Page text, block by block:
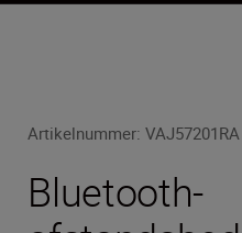
Artikelnummer:VAJ57201RA
Bluetooth-